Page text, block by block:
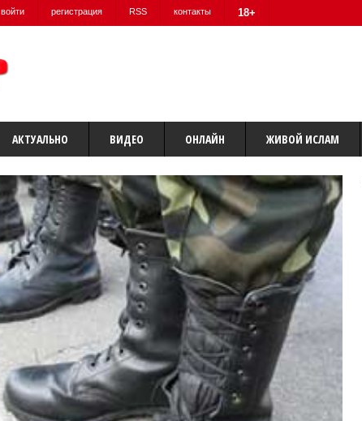
войти регистрация RSS контакты 18+
АКТУАЛЬНО ВИДЕО ОНЛАЙН ЖИВОЙ ИСЛАМ